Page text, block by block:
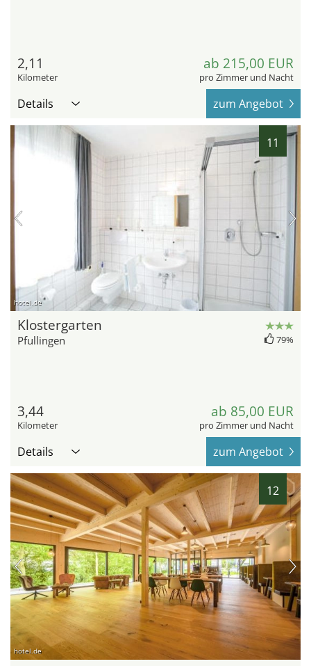
2,11
Kilometer
ab 215,00 EUR
pro Zimmer und Nacht
Details zum Angebot
11
hotel.de
Klostergarten
Pfullingen 79%
3,44
Kilometer
ab 85,00 EUR
pro Zimmer und Nacht
Details zum Angebot
12
hotel.de